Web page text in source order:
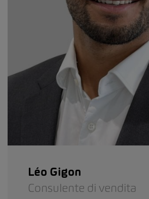
Léo Gigon
Consulente di vendita